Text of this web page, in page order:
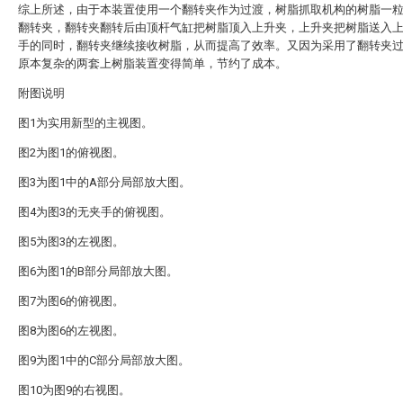
综上所述，由于本装置使用一个翻转夹作为过渡，树脂抓取机构的树脂一
翻转夹，翻转夹翻转后由顶杆气缸把树脂顶入上升夹，上升夹把树脂送入
手的同时，翻转夹继续接收树脂，从而提高了效率。又因为采用了翻转夹
原本复杂的两套上树脂装置变得简单，节约了成本。
附图说明
图1为实用新型的主视图。
图2为图1的俯视图。
图3为图1中的A部分局部放大图。
图4为图3的无夹手的俯视图。
图5为图3的左视图。
图6为图1的B部分局部放大图。
图7为图6的俯视图。
图8为图6的左视图。
图9为图1中的C部分局部放大图。
图10为图9的右视图。